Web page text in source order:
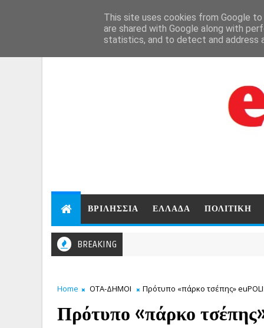
ΒΡΙΛΗΣΣΙΑ ΕΛΛΑΔΑ ΠΟΛΙΤΙΚΗ
BREAKING
Home ΟΤΑ-ΔΗΜΟΙ Πρότυπο «πάρκο τσέπης»
Πρότυπο «πάρκο
This site uses cookies from Google
are shared with Google along with
statistics, and to detect and address